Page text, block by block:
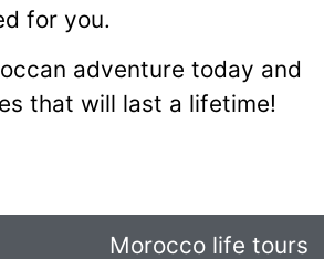
for you.
adventure today and
that will last a lifetime!